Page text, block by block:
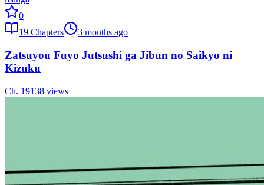
0
19 Chapters 3 months ago
Zatsuyou Fuyo Jutsushi ga Jibun no Saikyo ni
Kizuku
Ch. 19138 views